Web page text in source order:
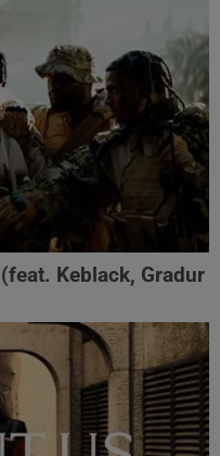
Keblack, Gradur